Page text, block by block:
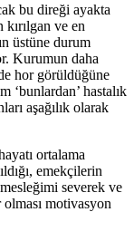
bu direği ayakta
ve en
üstüne durum
Kurumun daha
hor görüldüğüne
‘bunlardan’ hastalık
aşağılık olarak
ortalama
emekçilerin
severek ve
motivasyon